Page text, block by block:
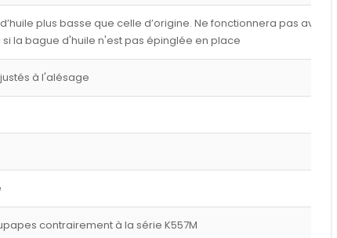
plus basse que celle d’origine. Ne fonctionnera pas avec les
la bague d'huile n'est pas épinglée en place
à l'alésage
contrairement à la série K557M